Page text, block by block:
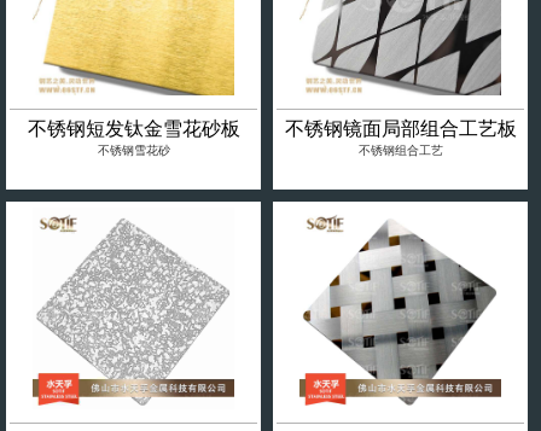
不锈钢短发钛金雪花砂板
不锈钢雪花砂
不锈钢镜面局部组合工艺板
不锈钢组合工艺